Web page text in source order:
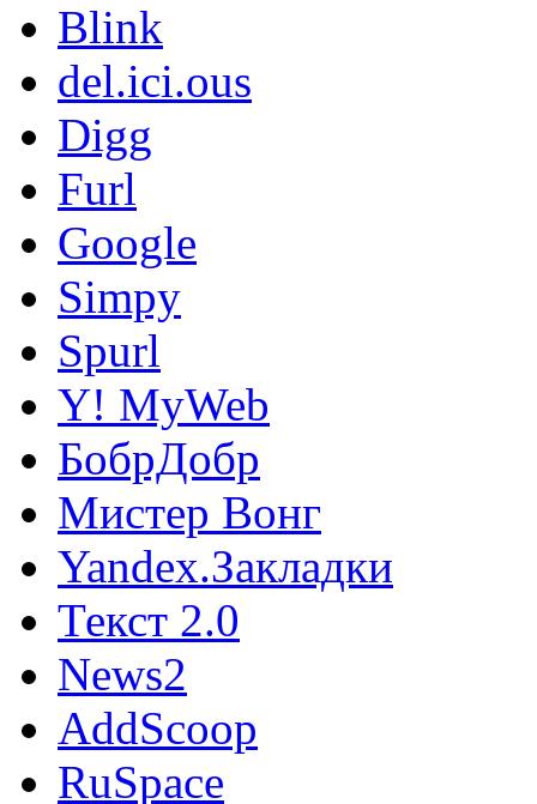
Blink
del.ici.ous
Digg
Furl
Google
Simpy
Spurl
Y! MyWeb
БобрДобр
Мистер Вонг
Yandex.Закладки
Текст 2.0
News2
AddScoop
RuSpace